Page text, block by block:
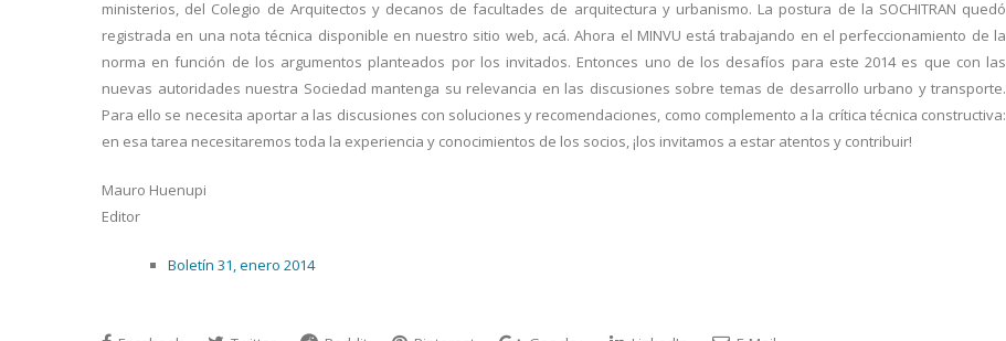
ministerios, del Colegio de Arquitectos y decanos de facultades de arquitectura y urbanismo. La postura de la SOCHITRAN quedó
registrada en una nota técnica disponible en nuestro sitio web, acá. Ahora el MINVU está trabajando en el perfeccionamiento de la
norma en función de los argumentos planteados por los invitados. Entonces uno de los desafíos para este 2014 es que con las
nuevas autoridades nuestra Sociedad mantenga su relevancia en las discusiones sobre temas de desarrollo urbano y transporte.
Para ello se necesita aportar a las discusiones con soluciones y recomendaciones, como complemento a la crítica técnica constructiva:
en esa tarea necesitaremos toda la experiencia y conocimientos de los socios, ¡los invitamos a estar atentos y contribuir!
Mauro Huenupi
Editor
Boletín 31, enero 2014